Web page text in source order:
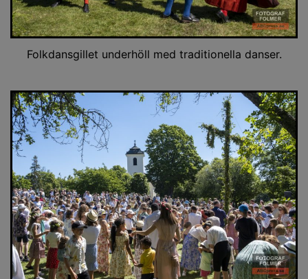
Folkdansgillet underhöll med traditionella danser.